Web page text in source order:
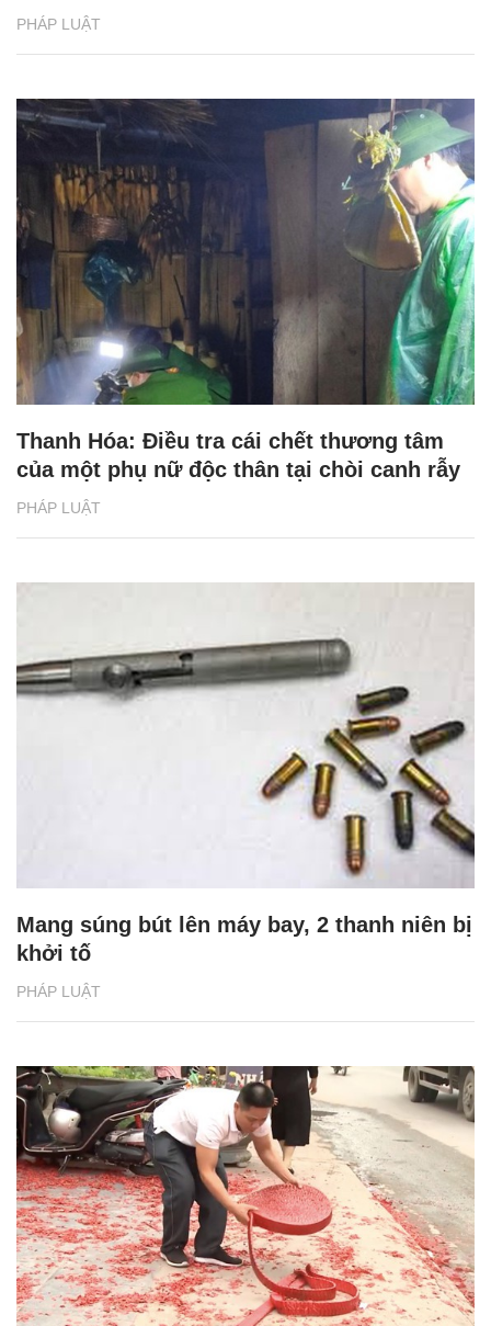
PHÁP LUẬT
PHÁP LUẬT
Thanh Hóa: Điều tra cái chết thương tâm
của một phụ nữ độc thân tại chòi canh rẫy
PHÁP LUẬT
Mang súng bút lên máy bay, 2 thanh niên bị
khởi tố